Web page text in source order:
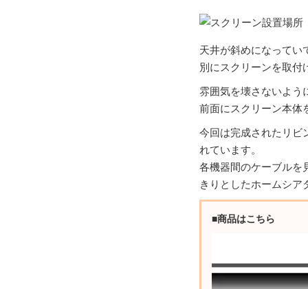
天井が斜めになってい
別にスクリーンを取付
雰囲気を壊さないよう
前面にスクリーン本体
今回は完成されたリビ
れています。
各機器間のケーブルを
きりとしたホームシア
■商品はこちら